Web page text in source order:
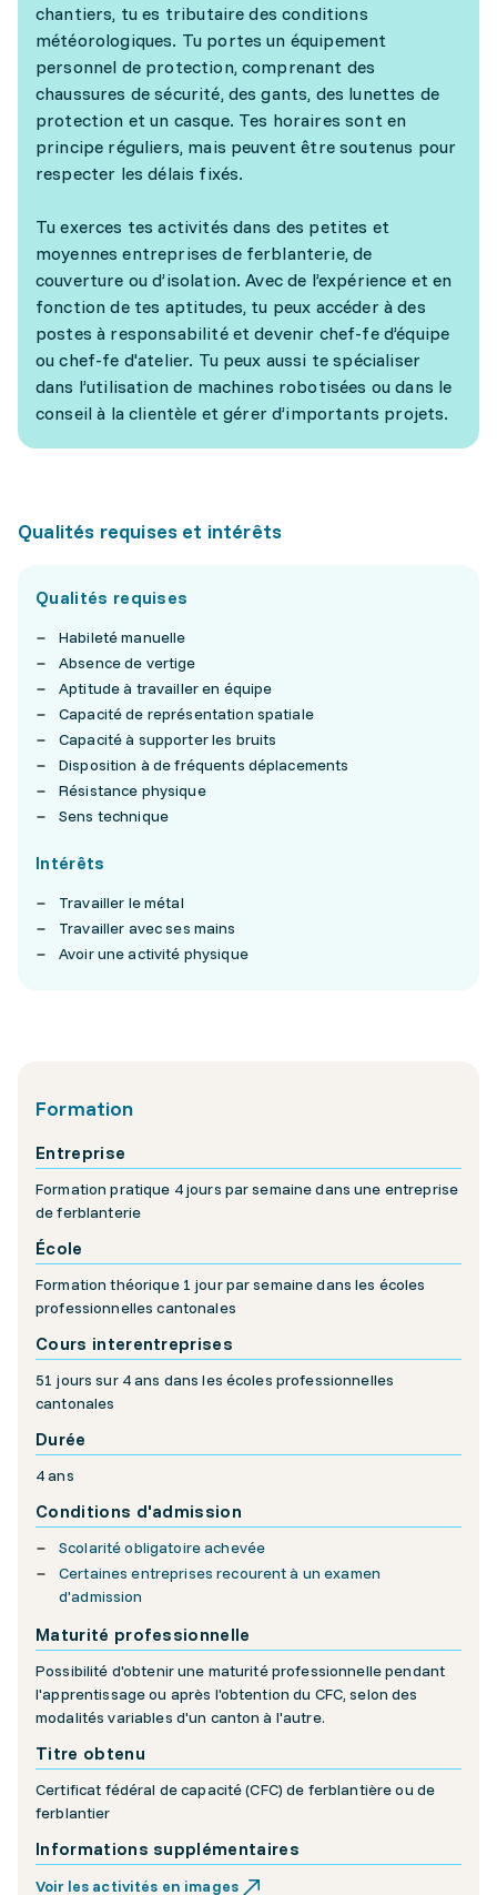
chantiers, tu es tributaire des conditions
météorologiques. Tu portes un équipement
personnel de protection, comprenant des
chaussures de sécurité, des gants, des lunettes de
protection et un casque. Tes horaires sont en
principe réguliers, mais peuvent être soutenus pour
respecter les délais fixés.
Tu exerces tes activités dans des petites et
moyennes entreprises de ferblanterie, de
couverture ou d’isolation. Avec de l’expérience et en
fonction de tes aptitudes, tu peux accéder à des
postes à responsabilité et devenir chef-fe d’équipe
ou chef-fe d'atelier. Tu peux aussi te spécialiser
dans l’utilisation de machines robotisées ou dans le
conseil à la clientèle et gérer d’importants projets.
Qualités requises et intérêts
Qualités requises
Habileté manuelle
Absence de vertige
Aptitude à travailler en équipe
Capacité de représentation spatiale
Capacité à supporter les bruits
Disposition à de fréquents déplacements
Résistance physique
Sens technique
Intérêts
Travailler le métal
Travailler avec ses mains
Avoir une activité physique
Formation
Entreprise
Formation pratique 4 jours par semaine dans une entreprise
de ferblanterie
École
Formation théorique 1 jour par semaine dans les écoles
professionnelles cantonales
Cours interentreprises
51 jours sur 4 ans dans les écoles professionnelles
cantonales
Durée
4 ans
Conditions d'admission
Scolarité obligatoire achevée
Certaines entreprises recourent à un examen
d'admission
Maturité professionnelle
Possibilité d'obtenir une maturité professionnelle pendant
l'apprentissage ou après l'obtention du CFC, selon des
modalités variables d'un canton à l'autre.
Titre obtenu
Certificat fédéral de capacité (CFC) de ferblantière ou de
ferblantier
Informations supplémentaires
Voir les activités en images